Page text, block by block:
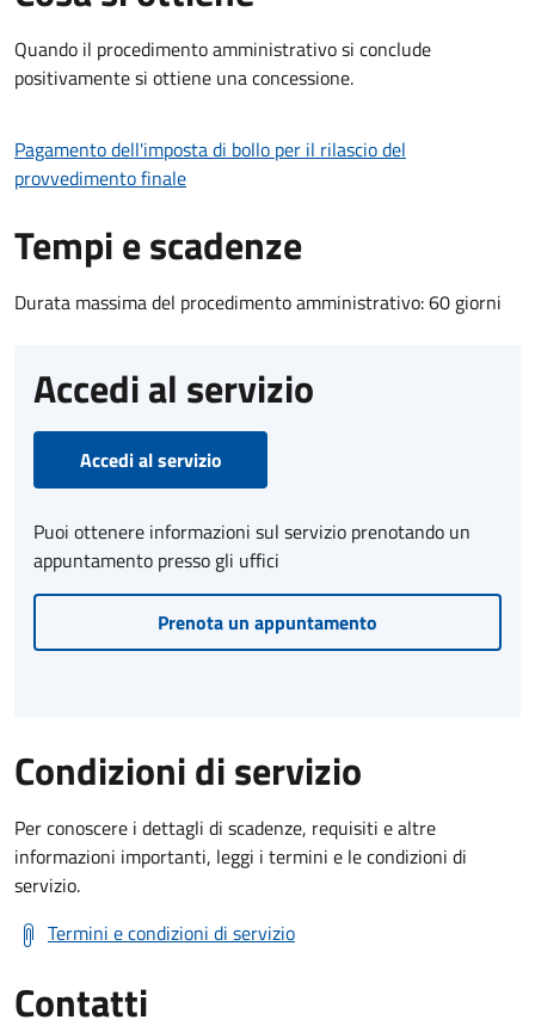
Quando il procedimento amministrativo si conclude
positivamente si ottiene una concessione.
Pagamento dell'imposta di bollo per il rilascio del
provvedimento finale
Tempi e scadenze
Durata massima del procedimento amministrativo: 60 giorni
Accedi al servizio
Accedi al servizio
Puoi ottenere informazioni sul servizio prenotando un
appuntamento presso gli uffici
Prenota un appuntamento
Condizioni di servizio
Per conoscere i dettagli di scadenze, requisiti e altre
informazioni importanti, leggi i termini e le condizioni di
servizio.
Termini e condizioni di servizio
Contatti